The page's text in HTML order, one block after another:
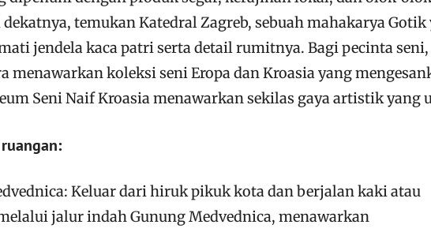
temukan Katedral Zagreb, sebuah mahakarya Gotik
jendela kaca patri serta detail rumitnya. Bagi pecinta seni,
menawarkan koleksi seni Eropa dan Kroasia yang
Seni Naif Kroasia menawarkan sekilas gaya artistik yang
Keluar dari hiruk pikuk kota dan berjalan kaki atau
jalur indah Gunung Medvednica, menawarkan